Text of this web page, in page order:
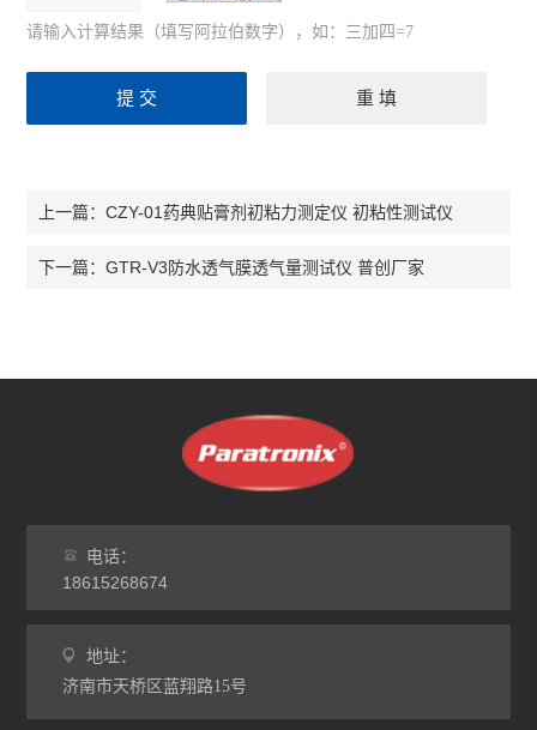
请输入计算结果（填写阿拉伯数字），如：三加四=7
上一篇：CZY-01药典贴膏剂初粘力测定仪 初粘性测试仪
下一篇：GTR-V3防水透气膜透气量测试仪 普创厂家
电话：
18615268674
地址：
济南市天桥区蓝翔路15号